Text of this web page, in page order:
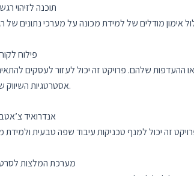
2. תוכנה לזיהוי
3. פילוח
ההעדפות שלהם. פרויקט זה יכול לעזור לעסקים
אסטרטגיות השיווק שלהם.
4. אנדרואיד
5. מערכת המלצות